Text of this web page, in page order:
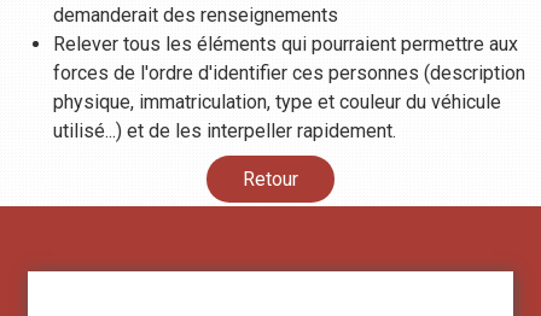
demanderait des renseignements
Relever tous les éléments qui pourraient permettre aux
forces de l'ordre d'identifier ces personnes (description
physique, immatriculation, type et couleur du véhicule
utilisé...) et de les interpeller rapidement.
Retour